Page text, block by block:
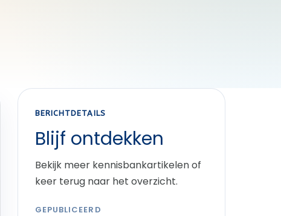
BERICHTDETAILS
Blijf ontdekken
Bekijk meer kennisbankartikelen of
keer terug naar het overzicht.
GEPUBLICEERD